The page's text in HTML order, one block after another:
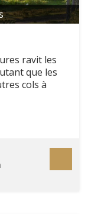
ravit les
que les
cols à
côté colline,
d'abord :
deux des
fort de
présidentielle,